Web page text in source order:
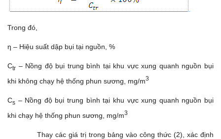
Trong đó,
η – Hiệu suất dập bụi tại nguồn, %
Ctr – Nồng độ bụi trung bình tại khu vực xung quanh nguồn bụi
khi không chạy hệ thống phun sương, mg/m3
Cs – Nồng độ bụi trung bình tại khu vực xung quanh nguồn bụi
khi chạy hệ thống phun sương, mg/m3
Thay các giá trị trong bảng vào công thức (2), xác định